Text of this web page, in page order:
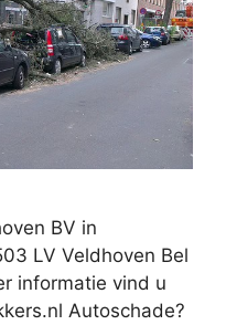
BV in
LV Veldhoven Bel
informatie vind u
Autoschade?